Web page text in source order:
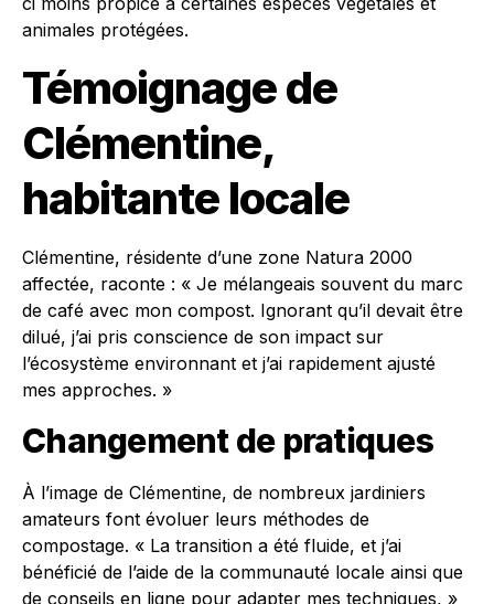
animales protégées.
Témoignage de
Clémentine,
habitante locale
Clémentine, résidente d’une zone Natura 2000
affectée, raconte : « Je mélangeais souvent du marc
de café avec mon compost. Ignorant qu’il devait être
dilué, j’ai pris conscience de son impact sur
l’écosystème environnant et j’ai rapidement ajusté
mes approches. »
Changement de pratiques
À l’image de Clémentine, de nombreux jardiniers
amateurs font évoluer leurs méthodes de
compostage. « La transition a été fluide, et j’ai
bénéficié de l’aide de la communauté locale ainsi que
de conseils en ligne pour adapter mes techniques, »